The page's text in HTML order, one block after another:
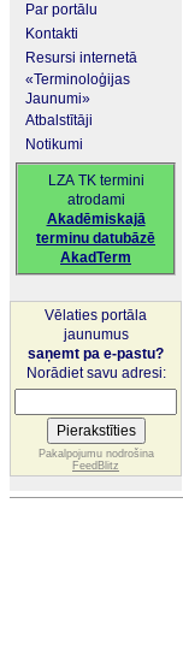
Par portālu
Kontakti
Resursi internetā
«Terminoloģijas
Jaunumi»
Atbalstītāji
Notikumi
LZA TK termini
atrodami
Akadēmiskajā
terminu datubāzē
AkadTerm
Vēlaties portāla
jaunumus
saņemt pa e-pastu?
Norādiet savu adresi:
Pakalpojumu nodrošina
FeedBlitz